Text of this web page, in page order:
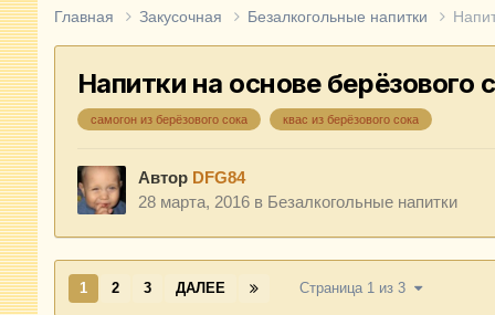
Главная Закусочная Безалкогольные напитки
Напитки на основе берёзового
самогон из берёзового сока квас из берёзового сока
Автор DFG84
28 марта, 2016в Безалкогольные напитки
1 2 3 ДАЛЕЕ Страница 1 из 3